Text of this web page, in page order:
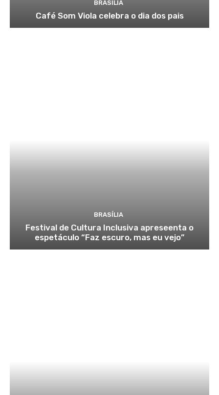
BRASÍLIA
Café Som Viola celebra o dia dos pais
BRASÍLIA
Festival de Cultura Inclusiva apreseenta o
espetáculo “Faz escuro, mas eu vejo”